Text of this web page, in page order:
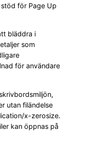
för Page Up
bläddra i
som
för användare
utan filändelse
x-zerosize.
kan öppnas på